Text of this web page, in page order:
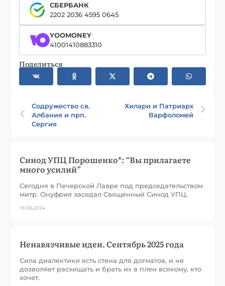
СБЕРБАНК
2202 2036 4595 0645
YOOMONEY
41001410883310
Поделиться
Содружество св.
Албания и прп.
Сергия
Хилари и Патриарх
Варфоломей
Синод УПЦ Порошенко*: “Вы прилагаете
много усилий”
Сегодня в Печерской Лавре под председательством
митр. Онуфрия заседал Священный Синод УПЦ.
19.06.2014
Ненавязчивые идеи. Сентябрь 2025 года
Сила диалектики есть стена для догматов, и не
дозволяет расхищать и брать их в плен всякому, кто
хочет.